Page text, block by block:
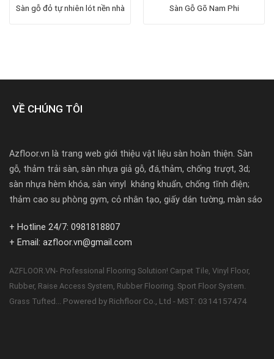
Sàn gỗ đỏ tự nhiên lót nền nhà Sàn Gỗ Gõ Nam Phi
VỀ CHÚNG TÔI
Azfloor.vn là trang web giới thiệu vật liệu sàn hoàn thiện. Sàn
gỗ, thảm trải sàn, sàn nhựa giả gỗ, đá,thảm, chống trượt, 3d;
sàn nhựa hèm khóa, sàn vinyl kháng khuẩn, chống tĩnh điện;
thảm cao su phòng gym, cỏ nhân tạo, giấy dán tường, màn sáo
+ Hotline 24/7: 0981818807
+ Email: azfloor.vn@gmail.com
AZFLOOR.VN- Professional Flooring Solution! Carpet Tile, Vinyl Floor,
Rubber, Raise Access System, Rubber Flooring. Sport Floor System.
Grass Tufted... Powered by Richfloor Co., Ltd - MST: 0314157474